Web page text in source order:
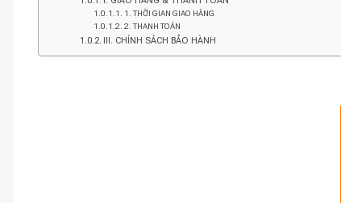
1. THỜI GIAN GIAO HÀNG
2. THANH TOÁN
III. CHÍNH SÁCH BẢO HÀNH